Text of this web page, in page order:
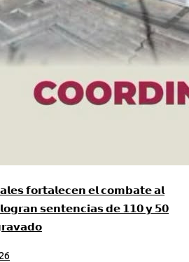
𝗳𝗼𝗿𝘁𝗮𝗹𝗲𝗰𝗲𝗻 𝗲𝗹 𝗰𝗼𝗺𝗯𝗮𝘁𝗲 𝗮𝗹
𝘀𝗲𝗻𝘁𝗲𝗻𝗰𝗶𝗮𝘀 𝗱𝗲 𝟭𝟭𝟬 𝘆 𝟱𝟬